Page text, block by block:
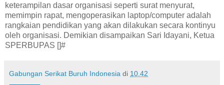
keterampilan dasar organisasi seperti surat menyurat,
memimpin rapat, mengoperasikan laptop/computer adalah
rangkaian pendidikan yang akan dilakukan secara kontinyu
oleh organisasi. Demikian disampaikan Sari Idayani, Ketua
SPERBUPAS []#
Gabungan Serikat Buruh Indonesia di 10.42